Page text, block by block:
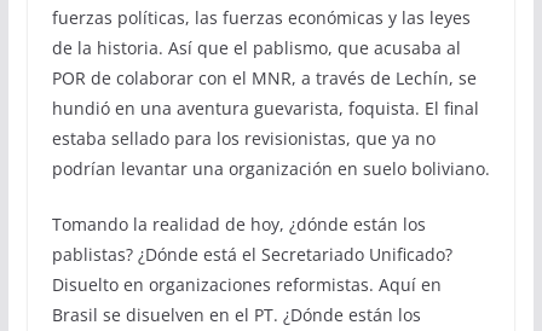
fuerzas políticas, las fuerzas económicas y las leyes
de la historia. Así que el pablismo, que acusaba al
POR de colaborar con el MNR, a través de Lechín, se
hundió en una aventura guevarista, foquista. El final
estaba sellado para los revisionistas, que ya no
podrían levantar una organización en suelo boliviano.
Tomando la realidad de hoy, ¿dónde están los
pablistas? ¿Dónde está el Secretariado Unificado?
Disuelto en organizaciones reformistas. Aquí en
Brasil se disuelven en el PT. ¿Dónde están los